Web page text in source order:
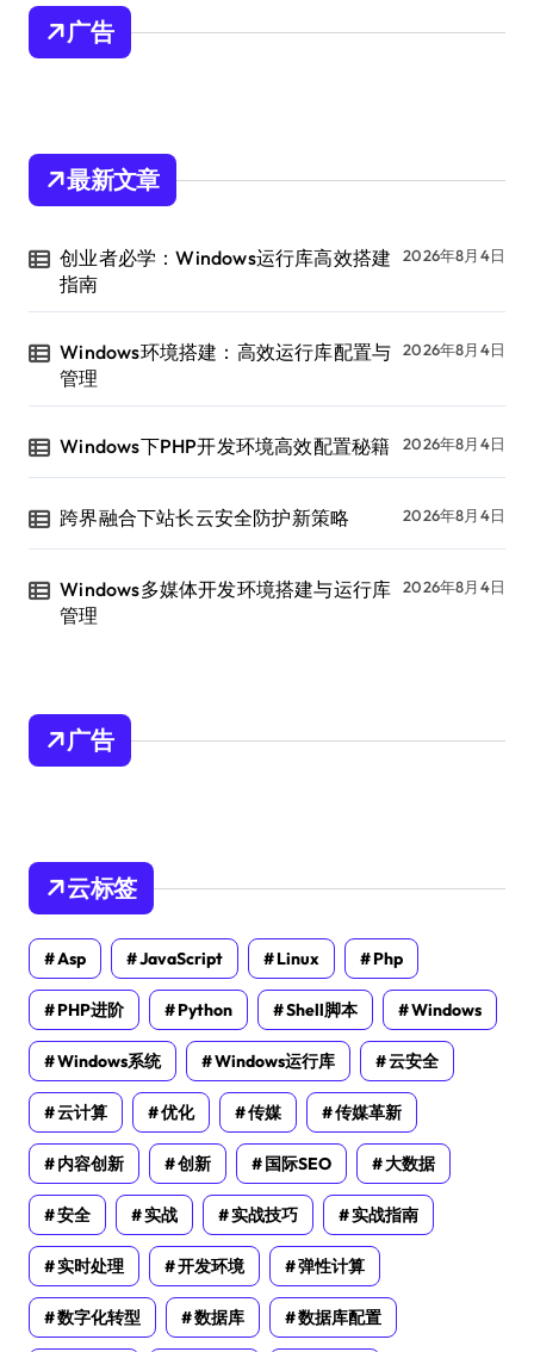
广告
最新文章
创业者必学：Windows运行库高效搭建
指南
2026年8月4日
Windows环境搭建：高效运行库配置与
管理
2026年8月4日
Windows下PHP开发环境高效配置秘籍 2026年8月4日
跨界融合下站长云安全防护新策略 2026年8月4日
Windows多媒体开发环境搭建与运行库
管理
2026年8月4日
广告
云标签
Asp JavaScript Linux Php
PHP进阶 Python Shell脚本 Windows
Windows系统 Windows运行库 云安全
云计算 优化 传媒 传媒革新
内容创新 创新 国际SEO 大数据
安全 实战 实战技巧 实战指南
实时处理 开发环境 弹性计算
数字化转型 数据库 数据库配置